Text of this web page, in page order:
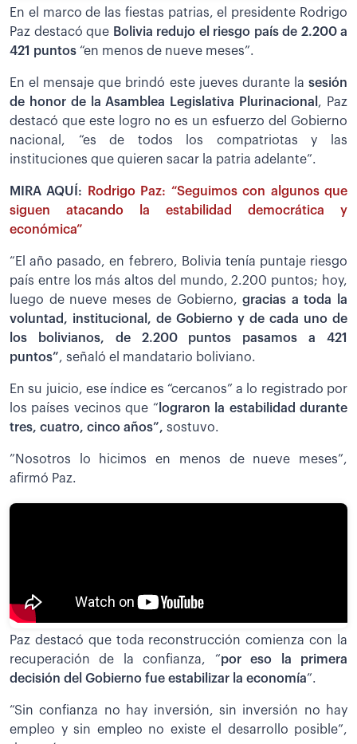
En el marco de las fiestas patrias, el presidente Rodrigo
Paz destacó que Bolivia redujo el riesgo país de 2.200 a
421 puntos “en menos de nueve meses”.
En el mensaje que brindó este jueves durante la sesión
de honor de la Asamblea Legislativa Plurinacional , Paz
destacó que este logro no es un esfuerzo del Gobierno
nacional, “es de todos los compatriotas y las
instituciones que quieren sacar la patria adelante”.
MIRA AQUÍ:
Rodrigo Paz: “Seguimos con algunos que
siguen atacando la estabilidad democrática y
económica”
“El año pasado, en febrero, Bolivia tenía puntaje riesgo
país entre los más altos del mundo, 2.200 puntos; hoy,
luego de nueve meses de Gobierno, gracias a toda la
voluntad, institucional, de Gobierno y de cada uno de
los bolivianos, de 2.200 puntos pasamos a 421
puntos”, señaló el mandatario boliviano.
En su juicio, ese índice es “cercanos” a lo registrado por
los países vecinos que “ lograron la estabilidad durante
tres, cuatro, cinco años”, sostuvo.
”Nosotros lo hicimos en menos de nueve meses”,
afirmó Paz.
Paz destacó que toda reconstrucción comienza con la
recuperación de la confianza, “por eso la primera
decisión del Gobierno fue estabilizar la economía”.
“Sin confianza no hay inversión, sin inversión no hay
empleo y sin empleo no existe el desarrollo posible”,